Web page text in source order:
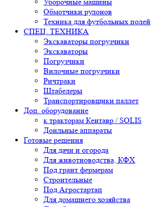
Обмотчики рулонов
Техника для футбольных полей
СПЕЦ. ТЕХНИКА
Экскаваторы погрузчики
Экскаваторы
Погрузчики
Вилочные погрузчики
Ричтраки
Штабелеры
Транспортировщики паллет
Доп. оборудование
к тракторам Кентавр / SOLIS
Доильные аппараты
Готовые решения
Для дачи и огорода
Для животноводства, КФХ
Под грант фермерам
Строительные
Под Агростартап
Для домашнего хозяйства